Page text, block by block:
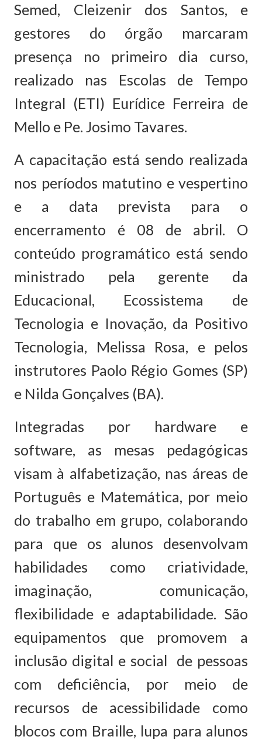
Semed, Cleizenir dos Santos, e
gestores do órgão marcaram
presença no primeiro dia curso,
realizado nas Escolas de Tempo
Integral (ETI) Eurídice Ferreira de
Mello e Pe. Josimo Tavares.
A capacitação está sendo realizada
nos períodos matutino e vespertino
e a data prevista para o
encerramento é 08 de abril. O
conteúdo programático está sendo
ministrado pela gerente da
Educacional, Ecossistema de
Tecnologia e Inovação, da Positivo
Tecnologia, Melissa Rosa, e pelos
instrutores Paolo Régio Gomes (SP)
e Nilda Gonçalves (BA).
Integradas por hardware e
software, as mesas pedagógicas
visam à alfabetização, nas áreas de
Português e Matemática, por meio
do trabalho em grupo, colaborando
para que os alunos desenvolvam
habilidades como criatividade,
imaginação, comunicação,
flexibilidade e adaptabilidade. São
equipamentos que promovem a
inclusão digital e social de pessoas
com deficiência, por meio de
recursos de acessibilidade como
blocos com Braille, lupa para alunos